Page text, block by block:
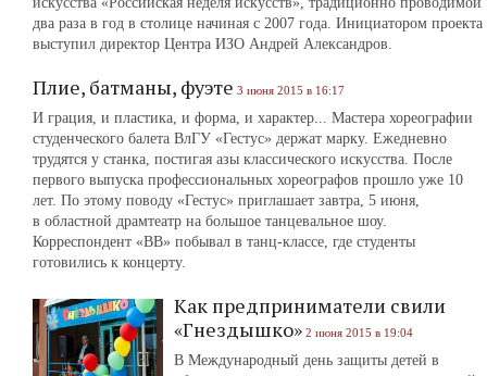
два раза в год в столице начиная с 2007 года. Инициатором проекта
выступил директор Центра ИЗО Андрей Александров.
Плие, батманы, фуэте 3 июня 2015 в 16:17
И грация, и пластика, и форма, и характер... Мастера хореографии
студенческого балета ВлГУ «Гестус» держат марку. Ежедневно
трудятся у станка, постигая азы классического искусства. После
первого выпуска профессиональных хореографов прошло уже 10
лет. По этому поводу «Гестус» приглашает завтра, 5 июня,
в областной драмтеатр на большое танцевальное шоу.
Корреспондент «ВВ» побывал в танц-классе, где студенты
готовились к концерту.
Как предприниматели свили
«Гнездышко» 2 июня 2015 в 19:04
В Международный день защиты детей в